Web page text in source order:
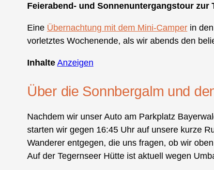
Feierabend- und Sonnenuntergangstour zur
Eine Übernachtung mit dem Mini-Camper in
vorletztes Wochenende, als wir abends den
Inhalte Anzeigen
Über die Sonnbergalm und
Nachdem wir unser Auto am Parkplatz
starten wir gegen 16:45 Uhr auf unsere kurze
Wanderer entgegen, die uns fragen, ob wir
Auf der Tegernseer Hütte ist aktuell wegen